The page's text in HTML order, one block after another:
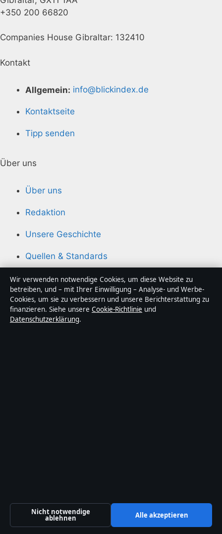
+350 200 66820
Companies House Gibraltar: 132410
Kontakt
Allgemein: info@blickindex.de
Kontaktseite
Tipp senden
Über uns
Über uns
Redaktion
Unsere Geschichte
Quellen & Standards
Vertrauen & Standards
Redaktionelle Richtlinien
Die Inhalte dienen ausschließlich der allgemeinen
Information. Allgemeine Anfragen:
info@blickindex.de
Wir verwenden notwendige Cookies, um diese Website zu
betreiben, und – mit Ihrer Einwilligung – Analyse- und Werbe-
Cookies, um sie zu verbessern und unsere Berichterstattung zu
finanzieren. Siehe unsere Cookie-Richtlinie und
Datenschutzerklärung.
Nicht notwendige
ablehnen Alle akzeptieren